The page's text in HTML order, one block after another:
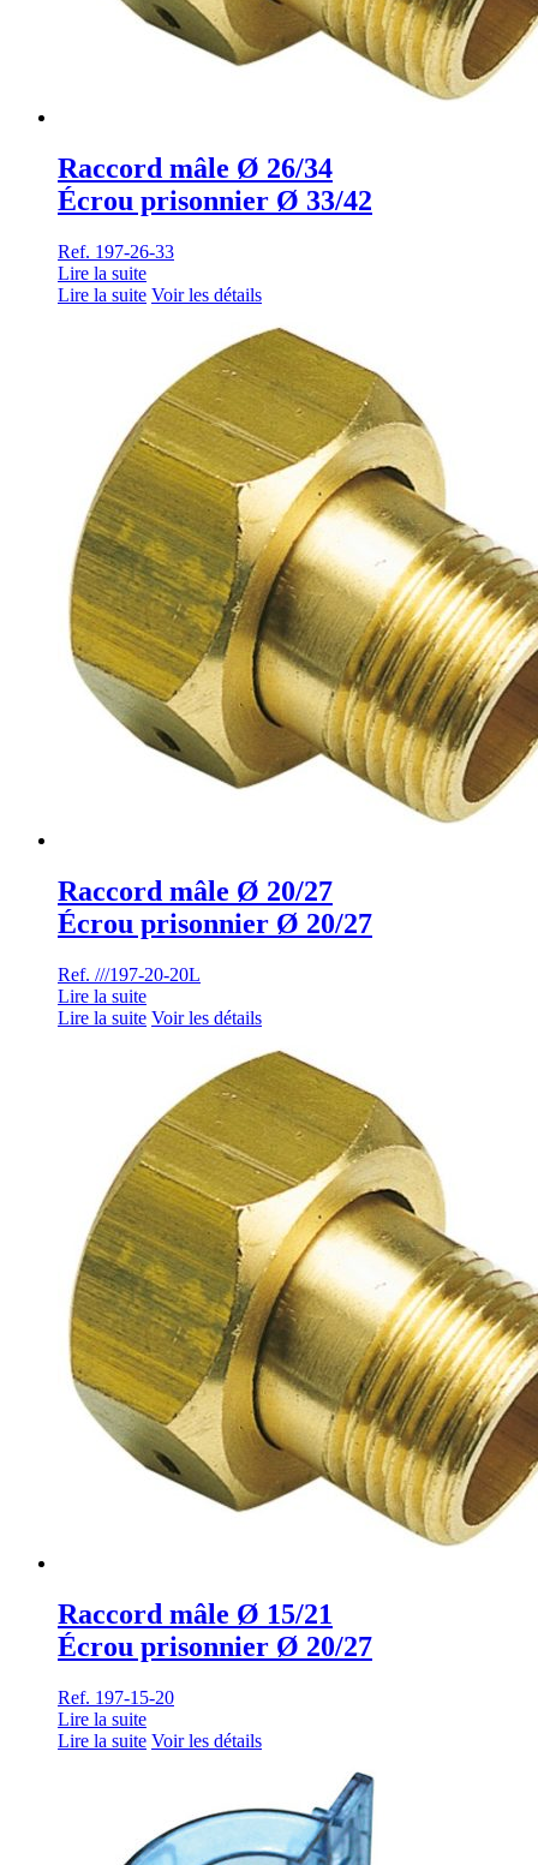
Raccord mâle Ø 26/34
Écrou prisonnier Ø 33/42
Ref. 197-26-33
Lire la suite
Lire la suite Voir les détails
Raccord mâle Ø 20/27
Écrou prisonnier Ø 20/27
Ref. ///197-20-20L
Lire la suite
Lire la suite Voir les détails
Raccord mâle Ø 15/21
Écrou prisonnier Ø 20/27
Ref. 197-15-20
Lire la suite
Lire la suite Voir les détails